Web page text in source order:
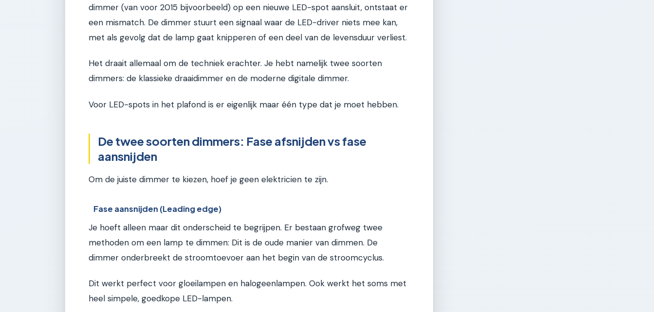
dimmer (van voor 2015 bijvoorbeeld) op een nieuwe LED-spot aansluit, ontstaat er
een mismatch. De dimmer stuurt een signaal waar de LED-driver niets mee kan,
met als gevolg dat de lamp gaat knipperen of een deel van de levensduur verliest.
Het draait allemaal om de techniek erachter. Je hebt namelijk twee soorten
dimmers: de klassieke draaidimmer en de moderne digitale dimmer.
Voor LED-spots in het plafond is er eigenlijk maar één type dat je moet hebben.
De twee soorten dimmers: Fase afsnijden vs fase
aansnijden
Om de juiste dimmer te kiezen, hoef je geen elektricien te zijn.
Fase aansnijden (Leading edge)
Je hoeft alleen maar dit onderscheid te begrijpen. Er bestaan grofweg twee
methoden om een lamp te dimmen: Dit is de oude manier van dimmen. De
dimmer onderbreekt de stroomtoevoer aan het begin van de stroomcyclus.
Dit werkt perfect voor gloeilampen en halogeenlampen. Ook werkt het soms met
heel simpele, goedkope LED-lampen.